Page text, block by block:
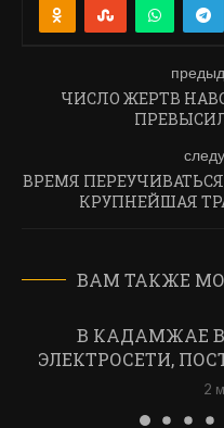
ЧИСЛО ЖЕРТВ
ВРЕМЯ
КРУПНЕЙШАЯ
ВАМ ТАКЖЕ
В КАДАМЖАЕ
ЭЛЕКТРОСЕТИ,
2